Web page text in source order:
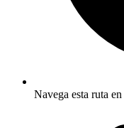
Navega esta ruta en